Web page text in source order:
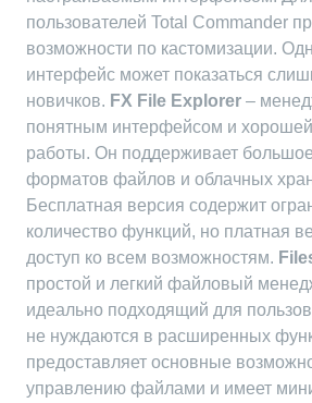
пользователей Total Commander
возможности по кастомизации.
интерфейс может показаться
новичков. FX File Explorer –
понятным интерфейсом и
работы. Он поддерживает
форматов файлов и облачных
Бесплатная версия содержит
количество функций, но платная
доступ ко всем возможностям.
простой и легкий файловый
идеально подходящий для
не нуждаются в расширенных
предоставляет основные
управлению файлами и имеет